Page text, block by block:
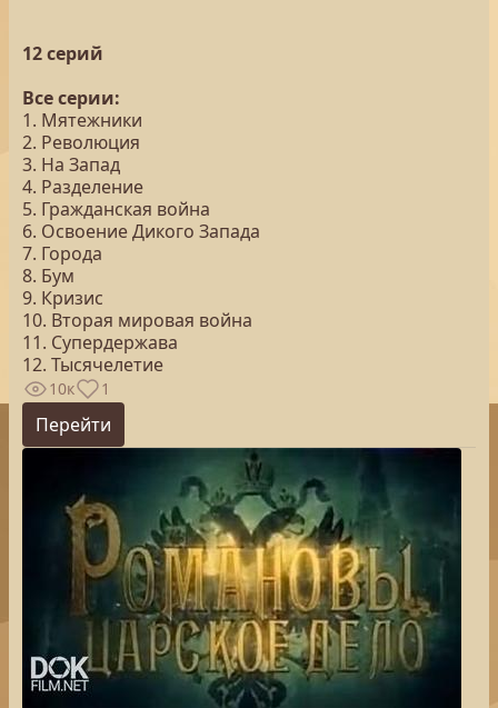
12 серий
Все серии:
1. Мятежники
2. Революция
3. На Запад
4. Разделение
5. Гражданская война
6. Освоение Дикого Запада
7. Города
8. Бум
9. Кризис
10. Вторая мировая война
11. Супердержава
12. Тысячелетие
10к 1
Перейти